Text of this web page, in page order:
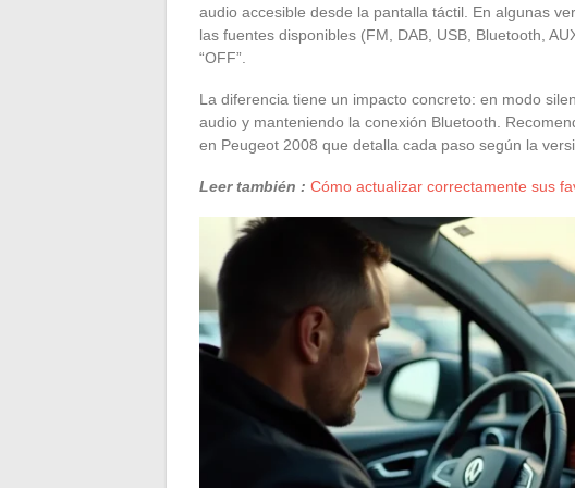
audio accesible desde la pantalla táctil. En algunas
las fuentes disponibles (FM, DAB, USB, Bluetooth,
“OFF”.
La diferencia tiene un impacto concreto: en modo
audio y manteniendo la conexión Bluetooth.
en Peugeot 2008 que detalla cada paso según la
Leer también : Cómo actualizar correctamente sus